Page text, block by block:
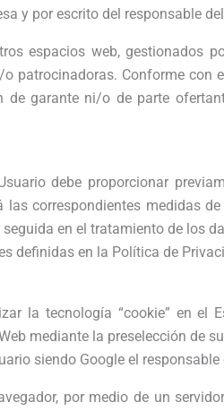
y por escrito del responsable
espacios web, gestionados
patrocinadoras. Conforme
de garante ni/o de parte
debe proporcionar
correspondientes medidas
en el tratamiento de los
definidas en la Política de
la tecnología “cookie” en el
mediante la preselección de
siendo Google el
por medio de un